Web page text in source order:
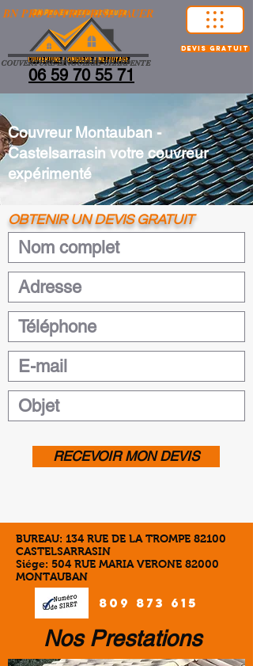
COUVERTURE-ZINGUERIE-CHARPENTE
BN PRO ENTREPRISE BAUER
06 59 70 55 71
devis gratuit
Couvreur Montauban -
Castelsarrasin votre couvreur
expérimenté
OBTENIR UN DEVIS GRATUIT
RECEVOIR MON DEVIS
BUREAU: 134 RUE DE LA TROMPE 82100
CASTELSARRASIN
Siége: 504 RUE MARIA VERONE 82000
MONTAUBAN
809 873 615
Nos Prestations